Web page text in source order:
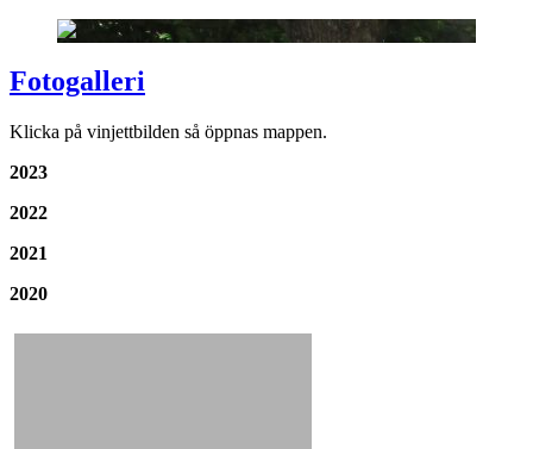
Fotogalleri
Klicka på vinjettbilden så öppnas mappen.
2023
2022
2021
2020